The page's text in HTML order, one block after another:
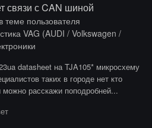
связи с CAN шиной
теме пользователя
VAG (AUDI / Volkswagen /
datasheet на TJA105* микросхему
таких в городе нет кто
расскажи поподробней...